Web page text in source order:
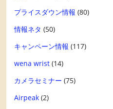
プライスダウン情報 (80)
情報ネタ (50)
キャンペーン情報 (117)
wena wrist (14)
カメラセミナー (75)
Airpeak (2)